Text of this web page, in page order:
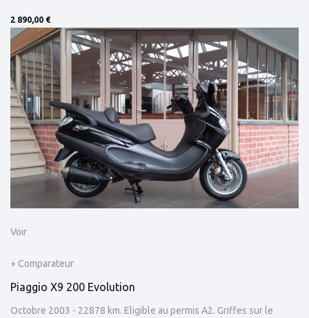
2 890,00 €
Voir
+ Comparateur
Piaggio X9 200 Evolution
Octobre 2003 - 22878 km. Eligible au permis A2. Griffes sur le